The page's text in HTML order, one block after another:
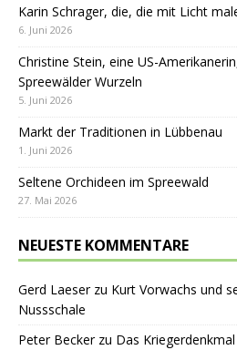
Karin Schrager, die, die mit Licht
6. Juni 2026
Christine Stein, eine US-
Spreewälder Wurzeln
5. Juni 2026
Markt der Traditionen in Lübbenau
1. Juni 2026
Seltene Orchideen im Spreewald
27. Mai 2026
NEUESTE KOMMENTARE
Gerd Laeserzu Kurt Vorwachs und
Nussschale
Peter Beckerzu Das